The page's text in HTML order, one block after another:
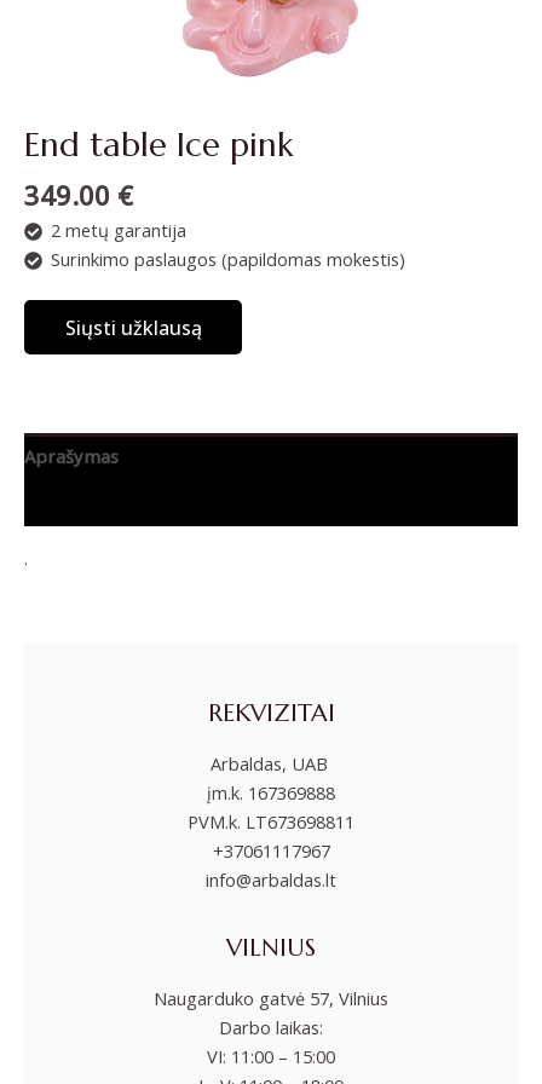
End table Ice pink
349.00 €
2 metų garantija
Surinkimo paslaugos (papildomas mokestis)
Siųsti užklausą
Aprašymas
.
REKVIZITAI
Arbaldas, UAB
įm.k. 167369888
PVM.k. LT673698811
+37061117967
info@arbaldas.lt
VILNIUS
Naugarduko gatvė 57, Vilnius
Darbo laikas:
VI: 11:00 – 15:00